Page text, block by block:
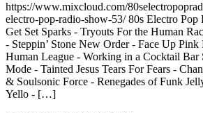
https://www.mixcloud.com/
electro-pop-radio-show-53/ 80s Electro Pop
Get Set Sparks - Tryouts For the Human
- Steppin’ Stone New Order - Face Up
Human League - Working in a Cocktail Bar
Mode - Tainted Jesus Tears For Fears -
& Soulsonic Force - Renegades of Funk
Yello - […]